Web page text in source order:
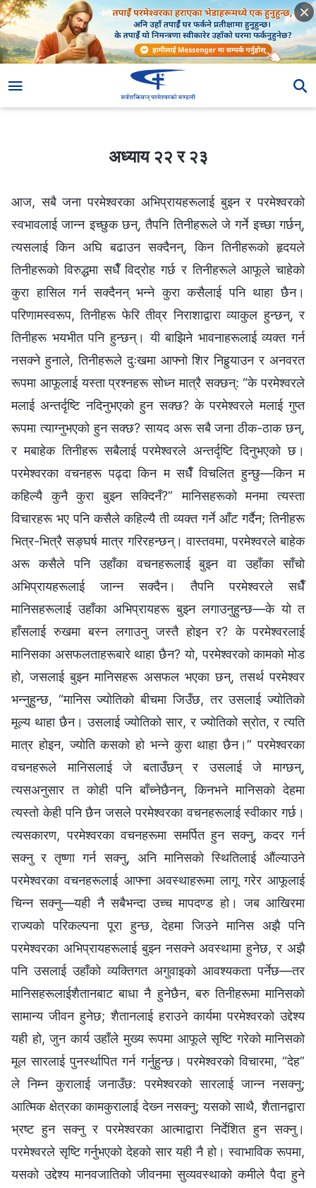
अध्याय २२ र २३
आज, सबै जना परमेश्‍वरका अभिप्रायहरूलाई बुझ्‍न र परमेश्‍वरको
स्वभावलाई जान्‍न इच्‍छुक छन्, तैपनि तिनीहरूले जे गर्ने इच्छा गर्छन्,
त्यसलाई किन अघि बढाउन सक्दैनन्, किन तिनीहरूको हृदयले
तिनीहरूको विरुद्धमा सधैँ विद्रोह गर्छ र तिनीहरूले आफूले चाहेको
कुरा हासिल गर्न सक्दैनन् भन्‍ने कुरा कसैलाई पनि थाहा छैन।
परिणामस्वरूप, तिनीहरू फेरि तीव्र निराशाद्वारा व्याकुल हुन्छन्, र
तिनीहरू भयभीत पनि हुन्छन्। यी बाझिने भावनाहरूलाई व्यक्त गर्न
नसक्‍ने हुनाले, तिनीहरूले दुःखमा आफ्‍नो शिर निहुर्‍याउन र अनवरत
रूपमा आफूलाई यस्ता प्रश्‍नहरू सोध्न मात्रै सक्छन्: “के परमेश्‍वरले
मलाई अन्तर्दृष्टि नदिनुभएको हुन सक्छ? के परमेश्‍वरले मलाई गुप्त
रूपमा त्याग्‍नुभएको हुन सक्छ? सायद अरू सबै जना ठीक-ठाक छन्,
र मबाहेक तिनीहरू सबैलाई परमेश्‍वरले अन्तर्दृष्टि दिनुभएको छ।
परमेश्‍वरका वचनहरू पढ्दा किन म सधैँ विचलित हुन्छु—किन म
कहिल्यै कुनै कुरा बुझ्‍न सक्दिनँ?” मानिसहरूको मनमा त्यस्ता
विचारहरू भए पनि कसैले कहिल्यै ती व्यक्त गर्ने आँट गर्दैन; तिनीहरू
भित्र-भित्रै सङ्घर्ष मात्र गरिरहन्छन्। वास्तवमा, परमेश्‍वरले बाहेक
अरू कसैले पनि उहाँका वचनहरूलाई बुझ्‍न वा उहाँका साँचो
अभिप्रायहरूलाई जान्‍न सक्दैन। तैपनि परमेश्‍वरले सधैँ
मानिसहरूलाई उहाँका अभिप्रायहरू बुझ्‍न लगाउनुहुन्छ—के यो त
हाँसलाई रुखमा बस्‍न लगाउनु जस्तै होइन र? के परमेश्‍वरलाई
मानिसका असफलताहरूबारे थाहा छैन? यो, परमेश्‍वरको कामको मोड
हो, जसलाई बुझ्‍न मानिसहरू असफल भएका छन्, तसर्थ परमेश्‍वर
भन्‍नुहुन्छ, “मानिस ज्योतिको बीचमा जिउँछ, तर उसलाई ज्योतिको
मूल्य थाहा छैन। उसलाई ज्योतिको सार, र ज्योतिको स्रोत, र त्यति
मात्र होइन, ज्योति कसको हो भन्‍ने कुरा थाहा छैन।” परमेश्‍वरका
वचनहरूले मानिसलाई जे बताउँछन् र उसलाई जे माग्छन्,
त्यसअनुसार त कोही पनि बाँच्‍नेछैनन्, किनभने मानिसको देहमा
त्यस्तो केही पनि छैन जसले परमेश्‍वरका वचनहरूलाई स्वीकार गर्छ।
त्यसकारण, परमेश्‍वरका वचनहरूमा समर्पित हुन सक्‍नु, कदर गर्न
सक्नु र तृष्णा गर्न सक्‍नु, अनि मानिसको स्थितिलाई औंल्याउने
परमेश्‍वरका वचनहरूलाई आफ्ना अवस्थाहरूमा लागू गरेर आफूलाई
चिन्‍न सक्‍नु—यही नै सबैभन्दा उच्‍च मापदण्ड हो। जब आखिरमा
राज्यको परिकल्पना पूरा हुन्छ, देहमा जिउने मानिस अझै पनि
परमेश्‍वरका अभिप्रायहरूलाई बुझ्‍न नसक्‍ने अवस्थामा हुनेछ, र अझै
पनि उसलाई उहाँको व्यक्तिगत अगुवाइको आवश्यकता पर्नेछ—तर
मानिसहरूलाईशैतानबाट बाधा नै हुनेछैन, बरु तिनीहरूमा मानिसको
सामान्य जीवन हुनेछ; शैतानलाई हराउने कार्यमा परमेश्‍वरको उद्देश्य
यही हो, जुन कार्य उहाँले मुख्य रूपमा आफूले सृष्टि गरेको मानिसको
मूल सारलाई पुनर्स्थापित गर्न गर्नुहुन्छ। परमेश्‍वरको विचारमा, “देह”
ले निम्‍न कुरालाई जनाउँछ: परमेश्‍वरको सारलाई जान्‍न नसक्‍नु;
आत्मिक क्षेत्रका कामकुरालाई देख्‍न नसक्‍नु; यसको साथै, शैतानद्वारा
भ्रष्ट हुन सक्‍नु र परमेश्‍वरका आत्माद्वारा निर्देशित हुन सक्‍नु।
परमेश्‍वरले सृष्टि गर्नुभएको देहको सार यही नै हो। स्वाभाविक रूपमा,
यसको उद्देश्य मानवजातिको जीवनमा सुव्यवस्थाको कमीले पैदा हुने